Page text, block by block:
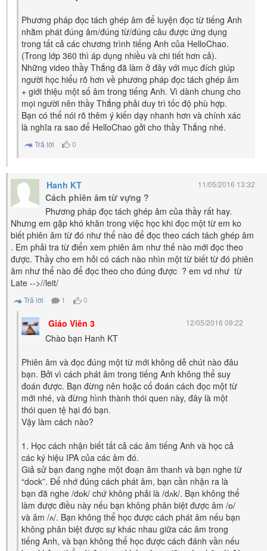
Phương pháp đọc tách ghép âm để luyện đọc từ tiếng Anh
nhằm phát đúng âm/đúng từ/đúng câu được ứng dụng
trong tất cả các chương trình tiếng Anh của HelloChao.
(Trong lớp 360 thì áp dụng nhiều và chi tiết hơn cả).
Những video thầy Thắng đã làm ở đây với mục đích giúp
người học hiểu rõ hơn về phương pháp đọc tách ghép âm
+ giới thiệu một số âm trong tiếng Anh. Vì dành chung cho
mọi người nên thầy Thắng phải duy trì tốc độ phù hợp.
Bạn có thể nói rõ thêm ý kiến dạy nhanh hơn và chính xác
là nghĩa ra sao để HelloChao gởi cho thầy Thắng nhé.
Trả lời 0
Hanh KT 11/05/2016 13:32
Cách phiên âm từ vựng ?
Phương pháp đọc tách ghép âm của thầy rất hay.
Nhưng em gặp khó khăn trong việc học khi đọc một từ em ko
biết phiên âm từ đó như thể nào để đọc theo cách tách ghép âm
. Em phải tra từ điển xem phiên âm như thế nào mới đọc theo
được. Thầy cho em hỏi có cách nào nhìn một từ biết từ đó phiên
âm như thể nào để đọc theo cho đúng được ? em vd như từ
Late -->//leit/
Trả lời 1 0
Giáo Viên 3 12/05/2016 09:22
Chào bạn Hanh KT
Phiên âm và đọc đúng một từ mới không dễ chút nào đâu
bạn. Bởi vì cách phát âm trong tiếng Anh không thể suy
đoán được. Bạn đừng nên hoặc cố đoán cách đọc một từ
mới nhé, và đừng hình thành thói quen này, đây là một
thói quen tệ hại đó bạn.
Vậy làm cách nào?
1. Học cách nhận biết tất cả các âm tiếng Anh và học cả
các ký hiệu IPA của các âm đó.
Giả sử bạn đang nghe một đoạn âm thanh và bạn nghe từ
“dock”. Để nhớ đúng cách phát âm, bạn cần nhận ra là
bạn đã nghe /dɒk/ chứ không phải là /dʌk/. Bạn không thể
làm được điều này nếu bạn không phân biệt được âm /ɒ/
và âm /ʌ/. Bạn không thể học được cách phát âm nếu bạn
không phân biệt được sự khác nhau giữa các âm trong
tiếng Anh, và bạn không thể học được cách đánh vần nếu